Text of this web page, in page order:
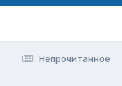
Непрочитанное